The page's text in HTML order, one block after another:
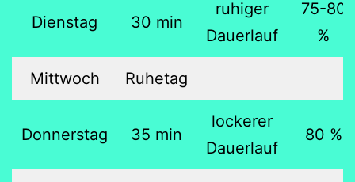
Dienstag 30 min
ruhiger
Dauerlauf
75-80
%
Mittwoch Ruhetag
Donnerstag 35 min
lockerer
Dauerlauf
80 %